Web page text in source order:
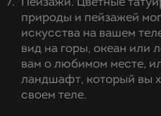
природы и пейзажей
искусства на вашем
вид на горы, океан или
вам о любимом месте,
ландшафт, который вы
своем теле.